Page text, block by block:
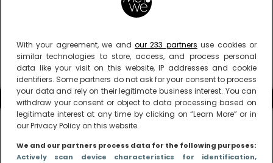
With your agreement, we and our 233 partners use cookies or
similar technologies to store, access, and process personal
data like your visit on this website, IP addresses and cookie
identifiers. Some partners do not ask for your consent to process
your data and rely on their legitimate business interest. You can
withdraw your consent or object to data processing based on
legitimate interest at any time by clicking on “Learn More” or in
our Privacy Policy on this website.
We and our partners process data for the following purposes:
Actively scan device characteristics for identification,